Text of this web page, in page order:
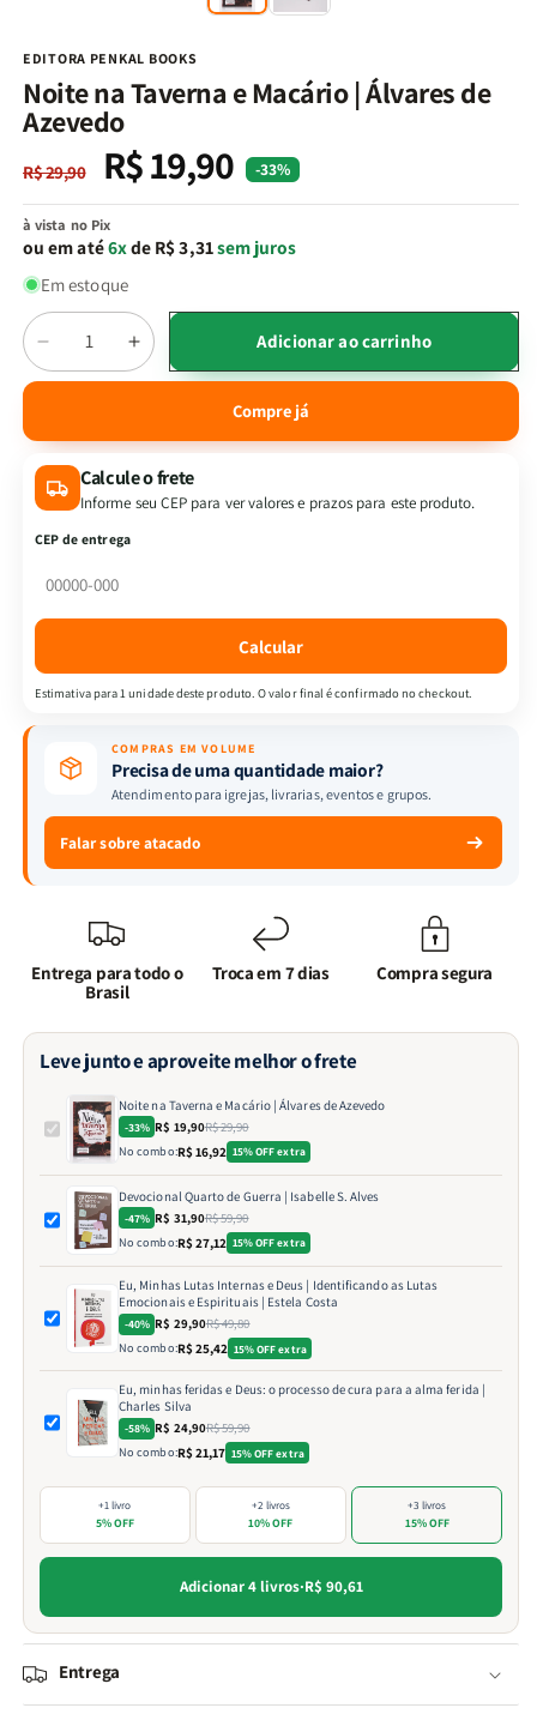
EDITORA PENKAL BOOKS
Noite na Taverna e Macário | Álvares de
Azevedo
Preço
normal
R$ 29,90
Preço
promocional
R$ 19,90 -33%
à vista no Pix
ou em até6xde R$ 3,31sem juros
Em estoque
Quantidade
Diminuir
a
Noite
na
Taverna
Macário
|
Aumentar
a
quantidade
Noite
na
Taverna
Adicionar ao carrinho
Compre já
Calcule o frete
Informe seu CEP para ver valores e prazos para este produto.
CEP de entrega
Calcular
Estimativa para 1 unidade deste produto. O valor final é confirmado no checkout.
COMPRAS EM VOLUME
Precisa de uma quantidade maior?
Atendimento para igrejas, livrarias, eventos e grupos.
Falar sobre atacado
Entrega para todo o
Brasil
Troca em 7 dias Compra segura
Leve junto e aproveite melhor o frete
Noite na Taverna e Macário | Álvares de Azevedo
-33% R$ 19,90R$ 29,90
No combo:R$ 16,92 15% OFF extra
Devocional Quarto de Guerra | Isabelle S. Alves
-47% R$ 31,90R$ 59,90
No combo:R$ 27,12 15% OFF extra
Eu, Minhas Lutas Internas e Deus | Identificando as Lutas
Emocionais e Espirituais | Estela Costa
-40% R$ 29,90R$ 49,80
No combo:R$ 25,42 15% OFF extra
Eu, minhas feridas e Deus: o processo de cura para a alma ferida |
Charles Silva
-58% R$ 24,90R$ 59,90
No combo:R$ 21,17 15% OFF extra
+1 livro
5% OFF
+2 livros
10% OFF
+3 livros
15% OFF
Adicionar 4 livros·R$ 90,61
Entrega